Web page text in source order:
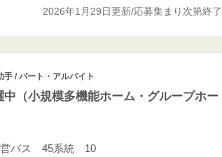
2026年1月29日更新/応募集まり次第終了
/ パート・アルバイト
（小規模多機能ホーム・グループホー
営バス 45系統 10